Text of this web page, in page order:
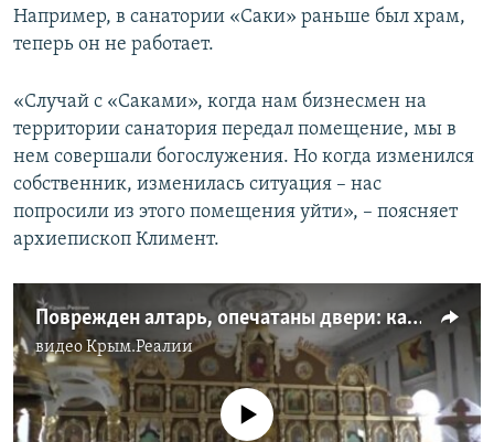
Например, в санатории «Саки» раньше был храм,
теперь он не работает.
«Случай с «Саками», когда нам бизнесмен на
территории санатория передал помещение, мы в
нем совершали богослужения. Но когда изменился
собственник, изменилась ситуация – нас
попросили из этого помещения уйти», – поясняет
архиепископ Климент.
Поврежден алтарь, опечатаны двери: как блокируют храм УПЦ КП в Крыму (видео)
видеоКрым.Реалии
No media source currently available